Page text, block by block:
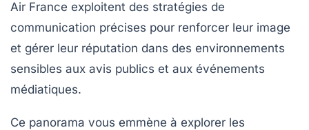
Air France exploitent des stratégies de
communication précises pour renforcer leur image
et gérer leur réputation dans des environnements
sensibles aux avis publics et aux événements
médiatiques.
Ce panorama vous emmène à explorer les